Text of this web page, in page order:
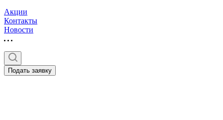
Акции
Контакты
Новости
Подать заявку